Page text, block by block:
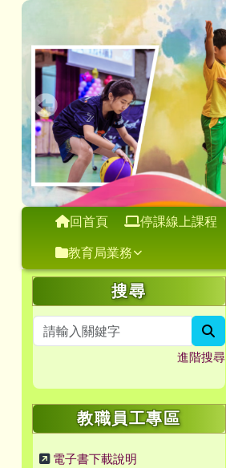
跳至主內容區
桃園市永順國小
導覽列回首頁 停課線上課程
教育局業務
左邊區域內容
搜尋
進階搜尋
教職員工專區
電子書下載說明
頁尾區域